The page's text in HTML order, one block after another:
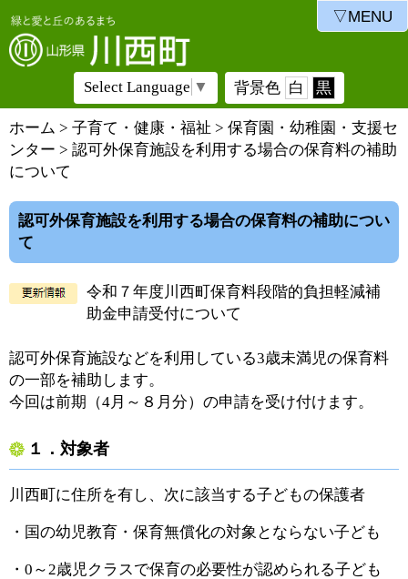
Select Language ▼ 背景色 白 黒
ホーム > 子育て・健康・福祉 > 保育園・幼稚園・支援セ
ンター > 認可外保育施設を利用する場合の保育料の補助
について
認可外保育施設を利用する場合の保育料の補助につい
て
令和７年度川西町保育料段階的負担軽減補
助金申請受付について
認可外保育施設などを利用している3歳未満児の保育料
の一部を補助します。
今回は前期（4月～８月分）の申請を受け付けます。
１．対象者
川西町に住所を有し、次に該当する子どもの保護者
・国の幼児教育・保育無償化の対象とならない子ども
・0～2歳児クラスで保育の必要性が認められる子ども
▽MENU